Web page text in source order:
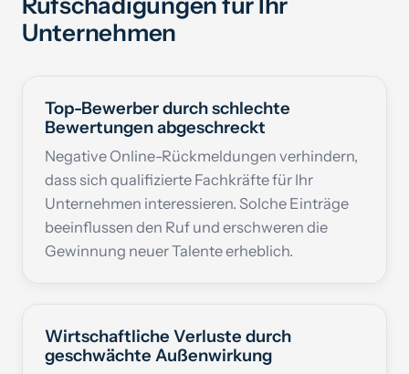
Unternehmen
Top-Bewerber durch schlechte
Bewertungen abgeschreckt
Negative Online-Rückmeldungen verhindern,
dass sich qualifizierte Fachkräfte für Ihr
Unternehmen interessieren. Solche Einträge
beeinflussen den Ruf und erschweren die
Gewinnung neuer Talente erheblich.
Wirtschaftliche Verluste durch
geschwächte Außenwirkung